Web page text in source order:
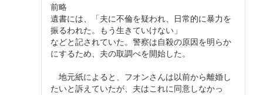
前略
遺書には、「夫に不倫を疑われ、日常的に暴力を
振るわれた。もう生きていけない」
などと記されていた。警察は自殺の原因を明らか
にするため、夫の取調べを開始した。
地元紙によると、フオンさんは以前から離婚し
たいと訴えていたが、夫はこれに同意しなかっ